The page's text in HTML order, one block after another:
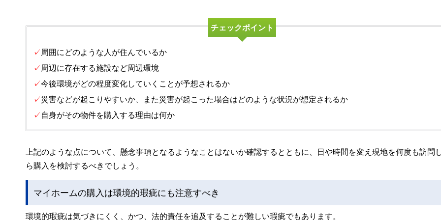
チェックポイント
✓ 周囲にどのような人が住んでいるか
✓ 周辺に存在する施設など周辺環境
✓今後環境がどの程度変化していくことが予想されるか
✓災害などが起こりやすいか、また災害が起こった場合はどのような状況が想定されるか
✓ 自身がその物件を購入する理由は何か
上記のような点について、懸念事項となるようなことはないか確認するとともに、日や時間を変え現地を何度も訪問
ら購入を検討するべきでしょう。
マイホームの購入は環境的瑕疵にも注意すべき
環境的瑕疵は気づきにくく、かつ、法的責任を追及することが難しい瑕疵でもあります。